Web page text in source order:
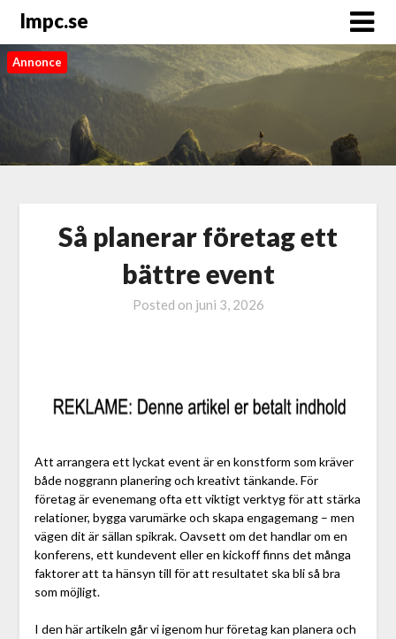
Impc.se
Annonce
Så planerar företag ett
bättre event
Posted on juni 3, 2026
Att arrangera ett lyckat event är en konstform som kräver
både noggrann planering och kreativt tänkande. För
företag är evenemang ofta ett viktigt verktyg för att stärka
relationer, bygga varumärke och skapa engagemang – men
vägen dit är sällan spikrak. Oavsett om det handlar om en
konferens, ett kundevent eller en kickoff finns det många
faktorer att ta hänsyn till för att resultatet ska bli så bra
som möjligt.
I den här artikeln går vi igenom hur företag kan planera och